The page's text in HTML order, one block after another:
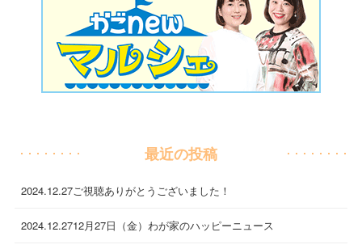
最近の投稿
2024.12.27ご視聴ありがとうございました！
2024.12.2712月27日（金）わが家のハッピーニュース